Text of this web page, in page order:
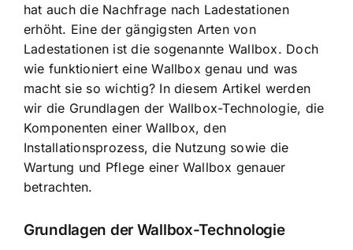
hat auch die Nachfrage nach Ladestationen
erhöht. Eine der gängigsten Arten von
Ladestationen ist die sogenannte Wallbox. Doch
wie funktioniert eine Wallbox genau und was
macht sie so wichtig? In diesem Artikel werden
wir die Grundlagen der Wallbox-Technologie, die
Komponenten einer Wallbox, den
Installationsprozess, die Nutzung sowie die
Wartung und Pflege einer Wallbox genauer
betrachten.
Grundlagen der Wallbox-Technologie